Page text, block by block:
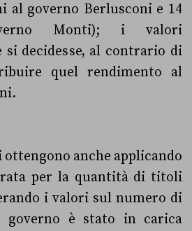
al governo Berlusconi e 14
Monti); i valori
si decidesse, al contrario di
quel rendimento al
anche applicando
per la quantità di titoli
i valori sul numero di
è stato in carica